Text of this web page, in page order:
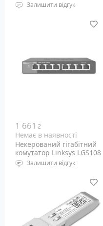
Залишити відгук
Порти: Ethernet 10/100M
RJ-45 – 5 шт (PoE out – 4
1 661 ₴
Немає в наявності
Некерований гігабітний
комутатор Linksys LGS108
Залишити відгук